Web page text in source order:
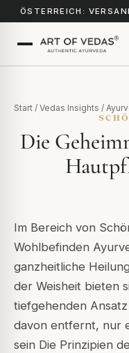
ÖSTERREICH:
Start / Vedas Insights /
Die
Im Bereich von
Wohlbefinden
ganzheitliche
der Weisheit bieten
tiefgehenden
davon entfernt, nur
sein Die Prinzipien